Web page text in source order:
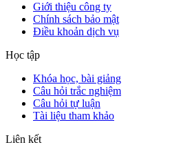
Giới thiệu công ty
Chính sách bảo mật
Điều khoản dịch vụ
Học tập
Khóa học, bài giảng
Câu hỏi trắc nghiệm
Câu hỏi tự luận
Tài liệu tham khảo
Liên kết